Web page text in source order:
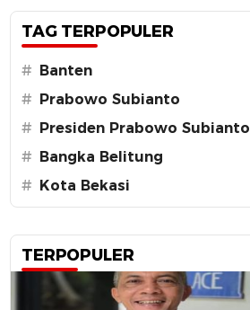
TAG TERPOPULER
# Banten
# Prabowo Subianto
# Presiden Prabowo Subianto
# Bangka Belitung
# Kota Bekasi
TERPOPULER